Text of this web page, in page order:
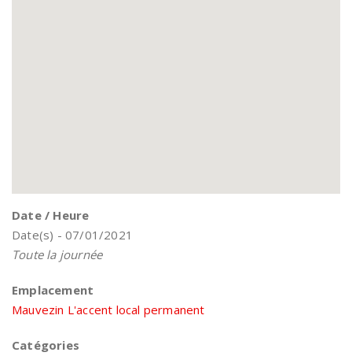
Date / Heure
Date(s) - 07/01/2021
Toute la journée
Emplacement
Mauvezin L'accent local permanent
Catégories